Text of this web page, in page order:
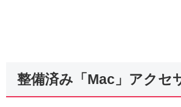
整備済み「Mac」アクセ